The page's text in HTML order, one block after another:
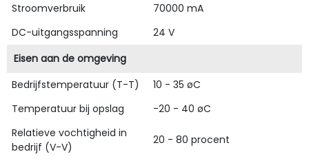
Stroomverbruik
70000 mA
DC-uitgangsspanning
24 V
Eisen aan de omgeving
Bedrijfstemperatuur (T-T)
10 - 35 øC
Temperatuur bij opslag
-20 - 40 øC
Relatieve vochtigheid in
bedrijf (V-V)
20 - 80 procent